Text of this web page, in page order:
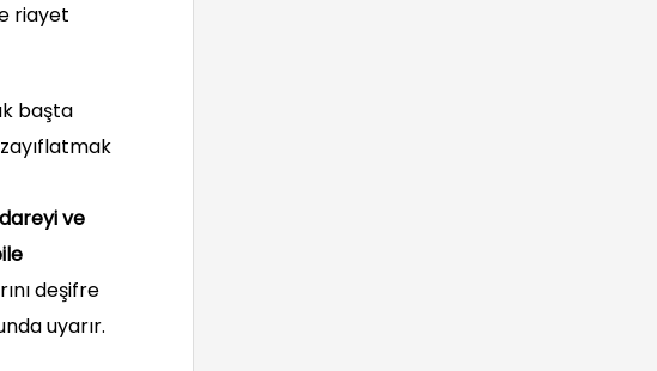
riayet
başta
ve
deşifre
uyarır.